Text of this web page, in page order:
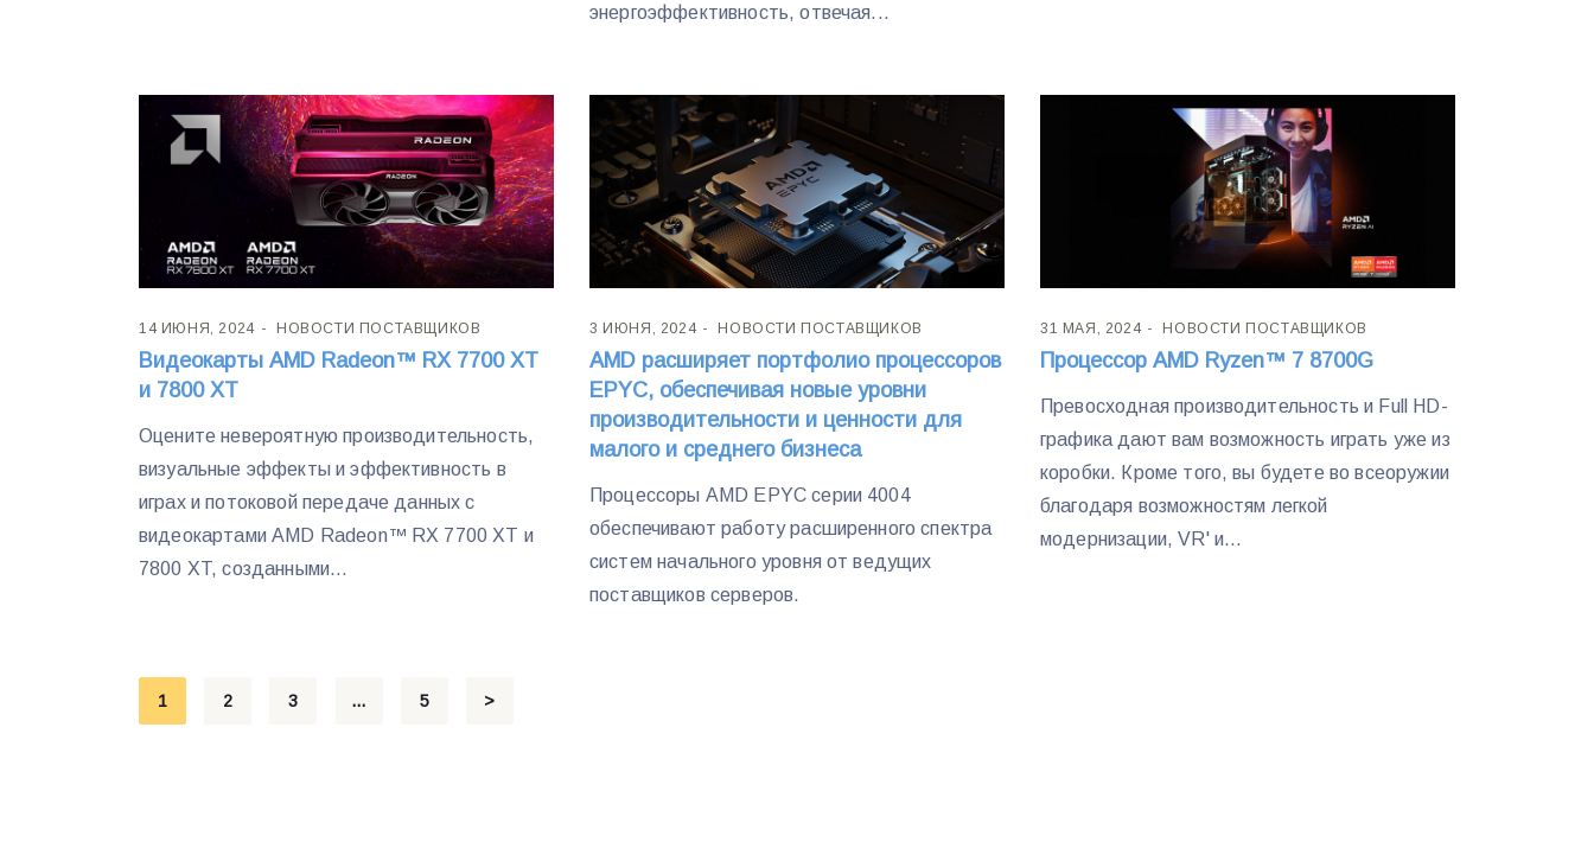
энергоэффективность, отвечая...
14 ИЮНЯ, 2024 НОВОСТИ ПОСТАВЩИКОВ
Видеокарты AMD Radeon™ RX 7700 XT
и 7800 XT
Оцените невероятную производительность,
визуальные эффекты и эффективность в
играх и потоковой передаче данных с
видеокартами AMD Radeon™ RX 7700 XT и
7800 XT, созданными...
3 ИЮНЯ, 2024 НОВОСТИ ПОСТАВЩИКОВ
AMD расширяет портфолио процессоров
EPYC, обеспечивая новые уровни
производительности и ценности для
малого и среднего бизнеса
Процессоры AMD EPYC серии 4004
обеспечивают работу расширенного спектра
систем начального уровня от ведущих
поставщиков серверов.
31 МАЯ, 2024 НОВОСТИ ПОСТАВЩИКОВ
Процессор AMD Ryzen™ 7 8700G
Превосходная производительность и Full HD-
графика дают вам возможность играть уже из
коробки. Кроме того, вы будете во всеоружии
благодаря возможностям легкой
модернизации, VR' и...
Пагинация
1 2 3 … 5 >